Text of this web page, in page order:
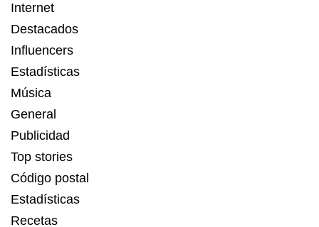
Internet
Destacados
Influencers
Estadísticas
Música
General
Publicidad
Top stories
Código postal
Estadísticas
Recetas